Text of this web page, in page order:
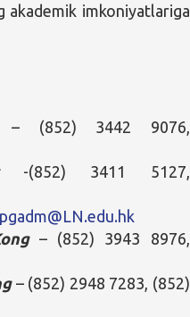
akademik imkoniyatlariga
(852) 3442 9076,
(852) 3411 5127,
– (852) 3943 8976,
– (852) 2948 7283, (852)